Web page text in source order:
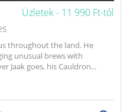
Üzletek - 11 990 Ft-tól
throughout the land. He
unusual brews with
Jaak goes, his Cauldron...